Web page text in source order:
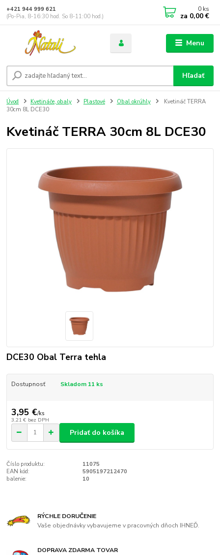
Menu
Hľadať
+421 944 999 621
(Po-Pia, 8-16:30 hod. So 8-11:00 hod.)
0 ks
za 0,00 €
Úvod Kvetináče, obaly Plastové Obal okrúhly
Kvetináč TERRA
30cm 8L DCE30
Kvetináč TERRA 30cm 8L DCE30
DCE30 Obal Terra tehla
Dostupnosť Skladom 11 ks
3,95 €/ks
3,21 € bez DPH
Pridať do košíka
Číslo produktu:
11075
EAN kód:
5905197212470
balenie:
10
RÝCHLE DORUČENIE
Vaše objednávky vybavujeme v pracovných dňoch IHNEĎ.
DOPRAVA ZDARMA TOVAR